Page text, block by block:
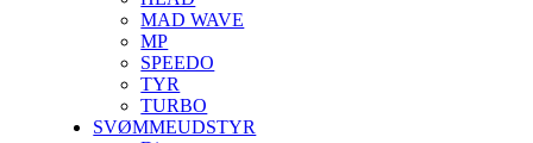
MAD WAVE
MP
SPEEDO
TYR
TURBO
SVØMMEUDSTYR